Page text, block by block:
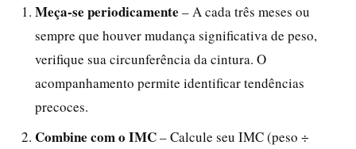
Meça-se periodicamente – A cada três meses ou
sempre que houver mudança significativa de peso,
verifique sua circunferência da cintura. O
acompanhamento permite identificar tendências
precoces.
Combine com o IMC– Calcule seu IMC (peso ÷